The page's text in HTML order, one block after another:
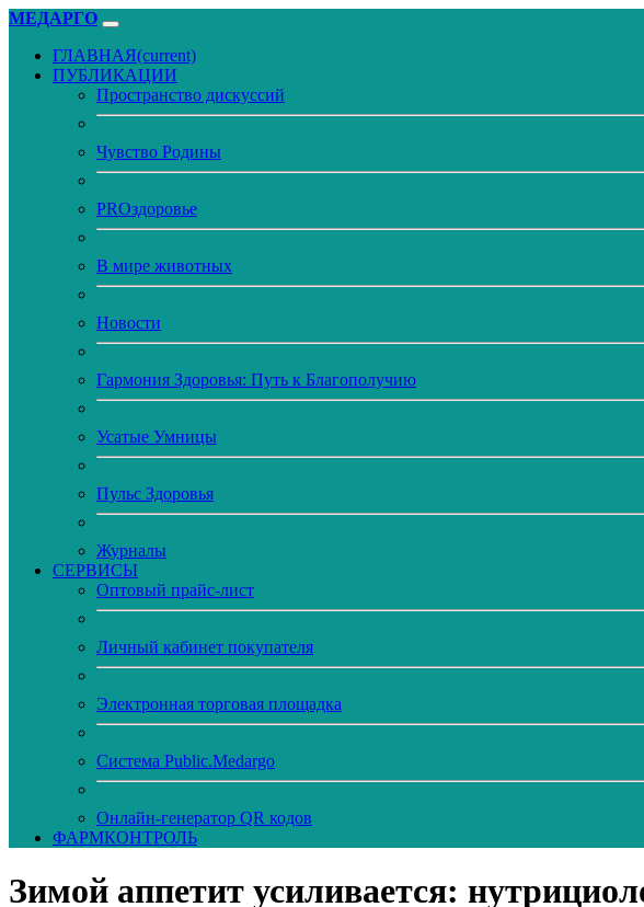
МЕДАРГО
ГЛАВНАЯ(current)
ПУБЛИКАЦИИ
Пространство дискуссий
Чувство Родины
PROздоровье
В мире животных
Новости
Гармония Здоровья: Путь к Благополучию
Усатые Умницы
Пульс Здоровья
Журналы
CЕРВИСЫ
Оптовый прайс-лист
Личный кабинет покупателя
Электронная торговая площадка
Система Public.Medargo
Онлайн-генератор QR кодов
ФАРМКОНТРОЛЬ
Зимой аппетит усиливается: